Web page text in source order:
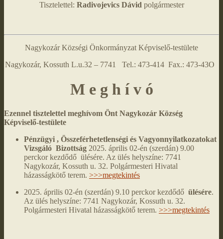
Tisztelettel: Radivojevics Dávid polgármester
Nagykozár Községi Önkormányzat Képviselő-testülete
Nagykozár, Kossuth L.u.32 – 7741 Tel.: 473-414 Fax.: 473-43O
M e g h í v ó
Ezennel tisztelettel meghívom Önt Nagykozár Község
Képviselő-testülete
Pénzügyi , Összeférhetetlenségi és Vagyonnyilatkozatokat
Vizsgáló Bizottság 2025. április 02-én (szerdán) 9.00
perckor kezdődő ülésére. Az ülés helyszíne: 7741
Nagykozár, Kossuth u. 32. Polgármesteri Hivatal
házasságkötő terem. >>>megtekintés
2025. április 02-én (szerdán) 9.10 perckor kezdődő ülésére.
Az ülés helyszíne: 7741 Nagykozár, Kossuth u. 32.
Polgármesteri Hivatal házasságkötő terem. >>>megtekintés